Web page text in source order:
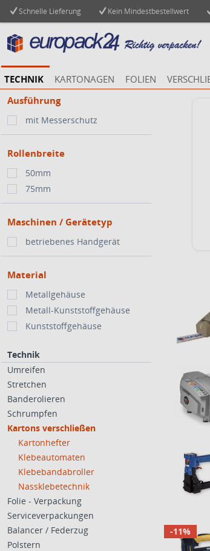
Schnelle Lieferung Kein Mindestbestellwert
TECHNIK KARTONAGEN FOLIEN
Ausführung
mit Messerschutz
Rollenbreite
50mm
75mm
Maschinen / Gerätetyp
betriebenes Handgerät
Material
Metallgehäuse
Metall-Kunststoffgehäuse
Kunststoffgehäuse
Technik
Umreifen
Stretchen
Banderolieren
Schrumpfen
Kartons verschließen
Kartonhefter
Klebeautomaten
Klebebandabroller
Nassklebetechnik
Folie - Verpackung
Serviceverpackungen
Balancer / Federzug
Polstern
-11%